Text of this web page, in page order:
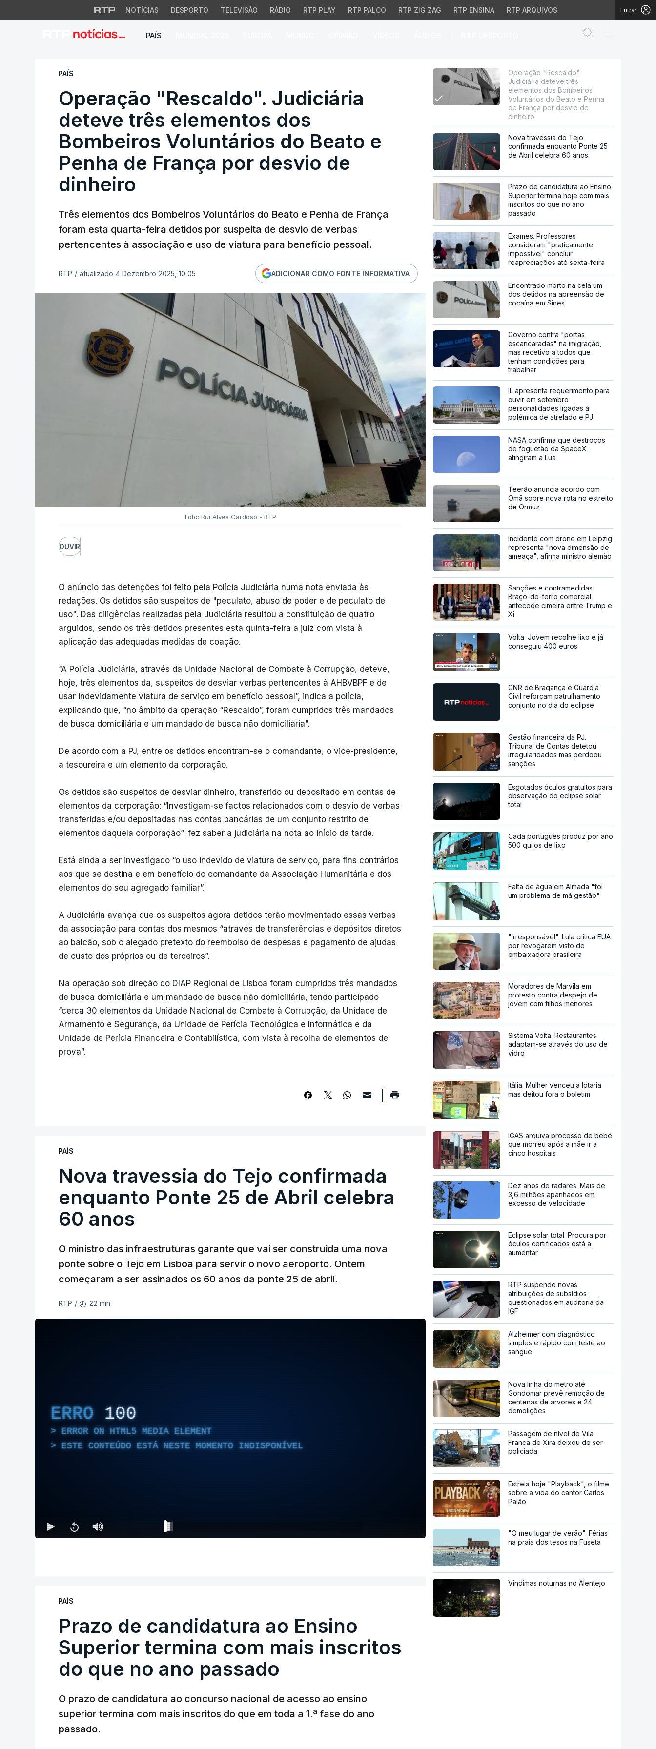
NOTÍCIAS DESPORTO TELEVISÃO RÁDIO RTP PLAY RTP PALCO RTP ZIG ZAG RTP ENSINA RTP ARQUIVOS Entrar
PAÍS
Operação "Rescaldo". Judiciária deteve três elementos dos
PAÍS
Operação "Rescaldo". Judiciária
deteve três elementos dos
Bombeiros Voluntários do Beato e
Penha de França por desvio de
dinheiro
Três elementos dos Bombeiros Voluntários do Beato e Penha de França
foram esta quarta-feira detidos por suspeita de desvio de verbas
pertencentes à associação e uso de viatura para benefício pessoal.
RTP / atualizado 4 Dezembro 2025, 10:05 ADICIONAR COMO FONTE INFORMATIVA
Foto: Rui Alves Cardoso - RTP
OUVIR
O anúncio das detenções foi feito pela Polícia Judiciária numa nota enviada às
redações. Os detidos são suspeitos de "peculato, abuso de poder e de peculato de
uso". Das diligências realizadas pela Judiciária resultou a constituição de quatro
arguidos, sendo os três detidos presentes esta quinta-feira a juiz com vista à
aplicação das adequadas medidas de coação.
“A Polícia Judiciária, através da Unidade Nacional de Combate à Corrupção, deteve,
hoje, três elementos da, suspeitos de desviar verbas pertencentes à AHBVBPF e de
usar indevidamente viatura de serviço em benefício pessoal”, indica a polícia,
explicando que, “no âmbito da operação “Rescaldo”, foram cumpridos três mandados
de busca domiciliária e um mandado de busca não domiciliária”.
De acordo com a PJ, entre os detidos encontram-se o comandante, o vice-presidente,
a tesoureira e um elemento da corporação.
Os detidos são suspeitos de desviar dinheiro, transferido ou depositado em contas de
elementos da corporação: “Investigam-se factos relacionados com o desvio de verbas
transferidas e/ou depositadas nas contas bancárias de um conjunto restrito de
elementos daquela corporação”, fez saber a judiciária na nota ao início da tarde.
Está ainda a ser investigado “o uso indevido de viatura de serviço, para fins contrários
aos que se destina e em benefício do comandante da Associação Humanitária e dos
elementos do seu agregado familiar”.
A Judiciária avança que os suspeitos agora detidos terão movimentado essas verbas
da associação para contas dos mesmos “através de transferências e depósitos diretos
ao balcão, sob o alegado pretexto do reembolso de despesas e pagamento de ajudas
de custo dos próprios ou de terceiros”.
Na operação sob direção do DIAP Regional de Lisboa foram cumpridos três mandados
de busca domiciliária e um mandado de busca não domiciliária, tendo participado
“cerca 30 elementos da Unidade Nacional de Combate à Corrupção, da Unidade de
Armamento e Segurança, da Unidade de Perícia Tecnológica e Informática e da
Unidade de Perícia Financeira e Contabilística, com vista à recolha de elementos de
prova”.
PAÍS
Nova travessia do Tejo confirmada
enquanto Ponte 25 de Abril celebra
60 anos
O ministro das infraestruturas garante que vai ser construida uma nova
ponte sobre o Tejo em Lisboa para servir o novo aeroporto. Ontem
começaram a ser assinados os 60 anos da ponte 25 de abril.
RTP / 22 min.
ERRO 100
ERROR ON HTML5 MEDIA ELEMENT
ESTE CONTEÚDO ESTÁ NESTE MOMENTO INDISPONÍVEL
PAÍS
Prazo de candidatura ao Ensino
Superior termina com mais inscritos
do que no ano passado
O prazo de candidatura ao concurso nacional de acesso ao ensino
superior termina com mais inscritos do que em toda a 1.ª fase do ano
passado.
Operação "Rescaldo".
Judiciária deteve três
elementos dos Bombeiros
Voluntários do Beato e Penha
de França por desvio de
dinheiro
Nova travessia do Tejo
confirmada enquanto Ponte 25
de Abril celebra 60 anos
Prazo de candidatura ao Ensino
Superior termina hoje com mais
inscritos do que no ano
passado
Exames. Professores
consideram "praticamente
impossível" concluir
reapreciações até sexta-feira
Encontrado morto na cela um
dos detidos na apreensão de
cocaína em Sines
Governo contra "portas
escancaradas" na imigração,
mas recetivo a todos que
tenham condições para
trabalhar
IL apresenta requerimento para
ouvir em setembro
personalidades ligadas à
polémica de atrelado e PJ
NASA confirma que destroços
de foguetão da SpaceX
atingiram a Lua
Teerão anuncia acordo com
Omã sobre nova rota no estreito
de Ormuz
Incidente com drone em Leipzig
representa "nova dimensão de
ameaça", afirma ministro alemão
Sanções e contramedidas.
Braço-de-ferro comercial
antecede cimeira entre Trump e
Xi
Volta. Jovem recolhe lixo e já
conseguiu 400 euros
GNR de Bragança e Guardia
Civil reforçam patrulhamento
conjunto no dia do eclipse
Gestão financeira da PJ.
Tribunal de Contas detetou
irregularidades mas perdoou
sanções
Esgotados óculos gratuitos para
observação do eclipse solar
total
Cada português produz por ano
500 quilos de lixo
Falta de água em Almada "foi
um problema de má gestão"
"Irresponsável". Lula critica EUA
por revogarem visto de
embaixadora brasileira
Moradores de Marvila em
protesto contra despejo de
jovem com filhos menores
Sistema Volta. Restaurantes
adaptam-se através do uso de
vidro
Itália. Mulher venceu a lotaria
mas deitou fora o boletim
IGAS arquiva processo de bebé
que morreu após a mãe ir a
cinco hospitais
Dez anos de radares. Mais de
3,6 milhões apanhados em
excesso de velocidade
Eclipse solar total. Procura por
óculos certificados está a
aumentar
RTP suspende novas
atribuições de subsídios
questionados em auditoria da
IGF
Alzheimer com diagnóstico
simples e rápido com teste ao
sangue
Nova linha do metro até
Gondomar prevê remoção de
centenas de árvores e 24
demolições
Passagem de nível de Vila
Franca de Xira deixou de ser
policiada
Estreia hoje "Playback", o filme
sobre a vida do cantor Carlos
Paião
"O meu lugar de verão". Férias
na praia dos tesos na Fuseta
Vindimas noturnas no Alentejo